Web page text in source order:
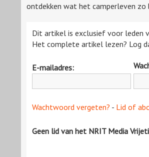
ontdekken wat het camperleven
Dit artikel is exclusief voor leden
Het complete artikel lezen? Log
E-mailadres:
Wachtwoord vergeten? - Lid of
Geen lid van het NRIT Media